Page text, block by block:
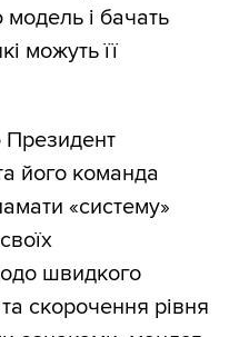
і бачать
можуть її
Президент
його команда
«систему»
швидкого
скорочення рівня